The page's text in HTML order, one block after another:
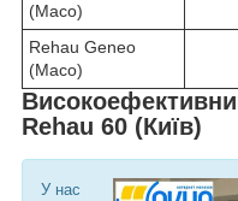
(Maco)
Rehau Geneo
(Maco)
Rehau 60 (Київ)
У нас